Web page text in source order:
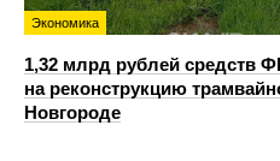
Экономика
1,32 млрд рублей средств
на реконструкцию
Новгороде